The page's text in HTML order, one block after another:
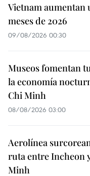
Vietnam aumentan
meses de 2026
09/08/2026 00:30
Museos fomentan
la economía
Chi Minh
08/08/2026 03:00
Aerolínea
ruta entre Incheon
Minh